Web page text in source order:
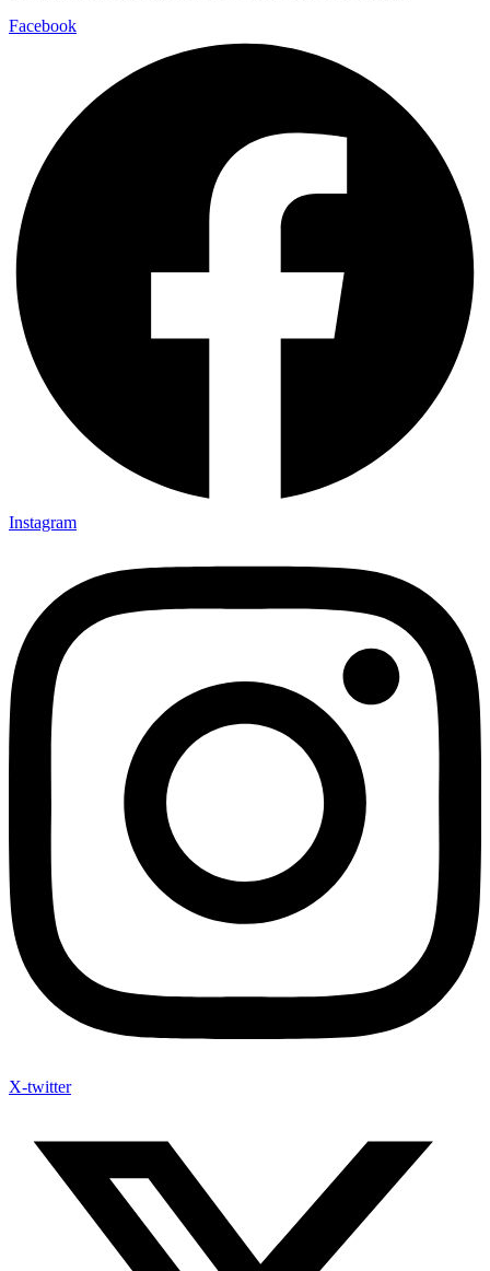
Facebook
Instagram
X-twitter